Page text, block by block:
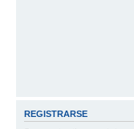
REGISTRARSE